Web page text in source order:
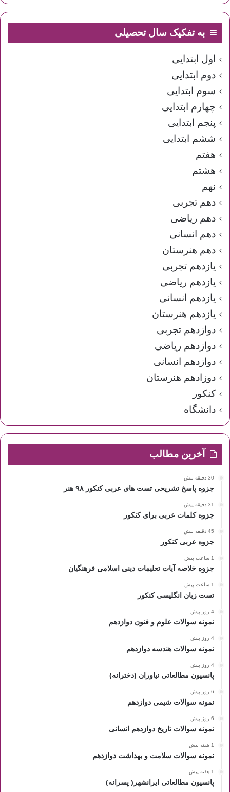
به تفکیک سال تحصیلی
اول ابتدایی
دوم ابتدایی
سوم ابتدایی
چهارم ابتدایی
پنجم ابتدایی
ششم ابتدایی
هفتم
هشتم
نهم
دهم تجربی
دهم ریاضی
دهم انسانی
دهم هنرستان
یازدهم تجربی
یازدهم ریاضی
یازدهم انسانی
یازدهم هنرستان
دوازدهم تجربی
دوازدهم ریاضی
دوازدهم انسانی
دوزادهم هنرستان
کنکور
دانشگاه
آخرین مطالب
30 دقیقه پیش
جزوه پاسخ تشریحی تست های عربی کنکور ۹۸ هنر
31 دقیقه پیش
جزوه کلمات عربی برای کنکور
45 دقیقه پیش
جزوه عربی کنکور
1 ساعت پیش
جزوه خلاصه آیات تعلیمات دینی اسلامی فرهنگیان
1 ساعت پیش
تست زبان انگلیسی کنکور
4 روز پیش
نمونه سوالات علوم و فنون دوازدهم
4 روز پیش
نمونه سوالات هندسه دوازدهم
4 روز پیش
پانسیون مطالعاتی نیاوران (دخترانه)
6 روز پیش
نمونه سوالات شیمی دوازدهم
6 روز پیش
نمونه سوالات تاریخ دوازدهم انسانی
1 هفته پیش
نمونه سوالات سلامت و بهداشت دوازدهم
1 هفته پیش
پانسیون مطالعاتی ایرانشهر( پسرانه)